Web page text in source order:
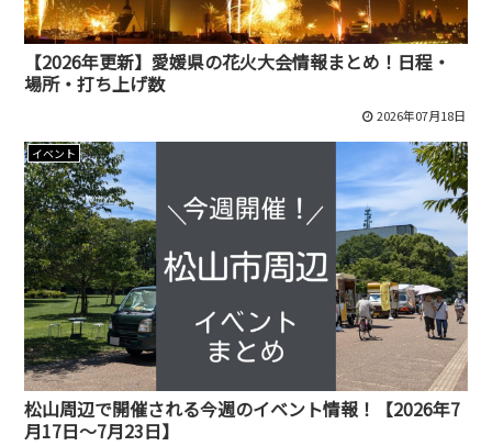
【2026年更新】愛媛県の花火大会情報まとめ！日程・
場所・打ち上げ数
2026年07月18日
イベント
松山周辺で開催される今週のイベント情報！【2026年7
月17日～7月23日】